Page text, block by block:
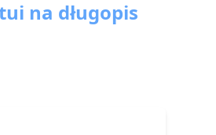
na długopis